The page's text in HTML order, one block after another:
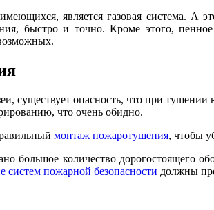
является газовая система. А
быстро и точно. Кроме этого,
опасность, что при тушении
что очень обидно.
монтаж пожаротушения, чтобы
большое количество дорогостоящего
систем пожарной безопасности должны